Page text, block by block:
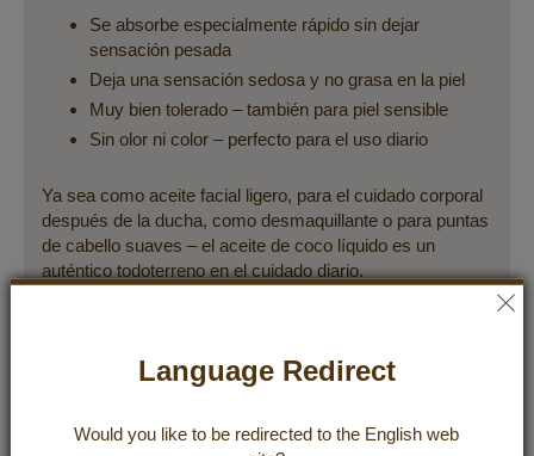
Se absorbe especialmente rápido sin dejar
sensación pesada
Deja una sensación sedosa y no grasa en la piel
Muy bien tolerado – también para piel sensible
Sin olor ni color – perfecto para el uso diario
Ya sea como aceite facial ligero, para el cuidado corporal
después de la ducha, como desmaquillante o para puntas
de cabello suaves – el aceite de coco líquido es un
auténtico todoterreno en el cuidado diario.
Language Redirect
Would you like to be redirected to the English web